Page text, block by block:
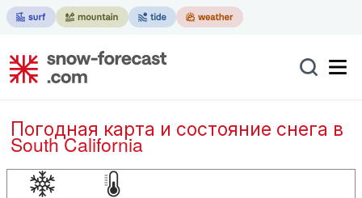
Погодная карта и состояние снега в
South California